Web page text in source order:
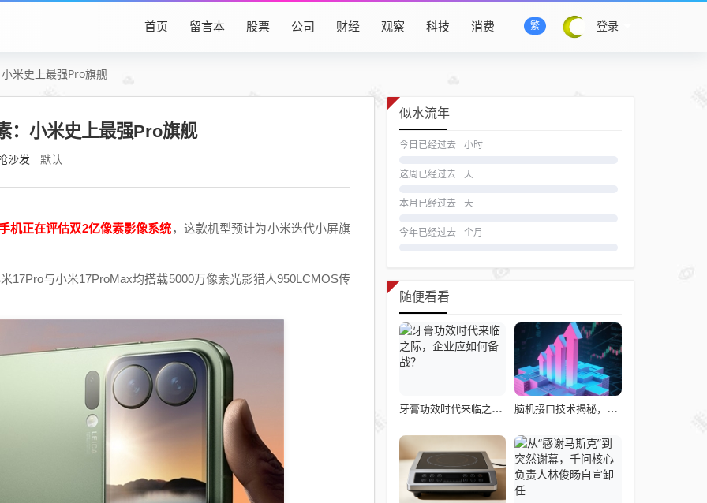
登录
繁
首页 留言本 股票 公司 财经 观察 科技 消费
米史上最强Pro旗舰
：小米史上最强Pro旗舰
沙发 默认
机正在评估双2亿像素影像系统，这款机型预计为小米迭代小屏旗
17Pro与小米17ProMax均搭载5000万像素光影猎人950LCMOS传
似水流年
今日已经过去 小时
这周已经过去 天
本月已经过去 天
今年已经过去 个月
随便看看
牙膏功效时代来临之际，企业应如何备战？ 脑机接口技术揭秘，引领读心术革命的领跑者大盘点